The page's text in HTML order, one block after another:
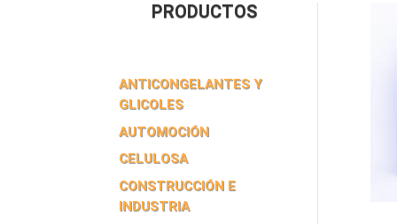
PRODUCTOS
ANTICONGELANTES Y
GLICOLES
AUTOMOCIÓN
CELULOSA
CONSTRUCCIÓN E
INDUSTRIA